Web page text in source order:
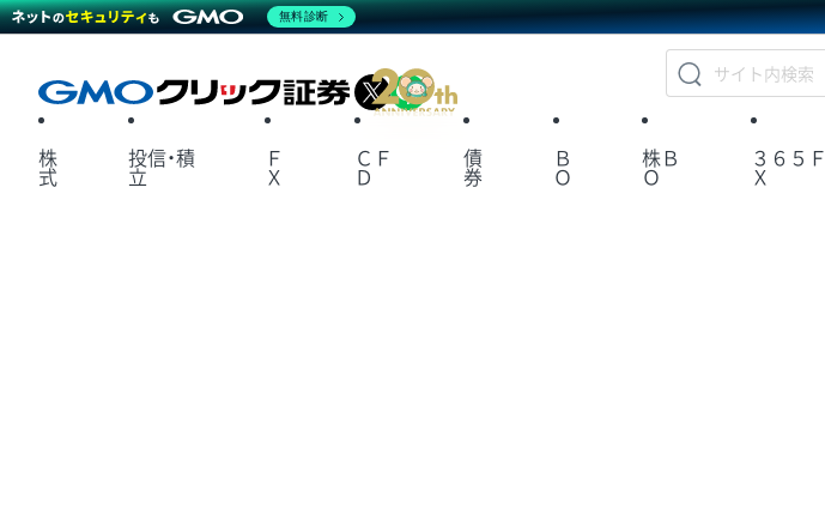
X
株
式
投信・積
立
Ｆ
Ｘ
ＣＦ
Ｄ
債
券
Ｂ
Ｏ
株Ｂ
Ｏ
３６５Ｆ
Ｘ
無料診断